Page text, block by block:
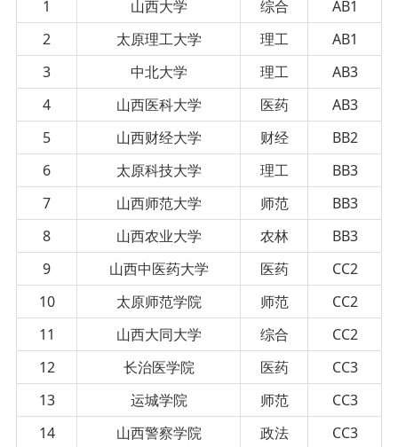
1 山西大学 综合
AB1
2
太原理工大学 理工
AB1
3
中北大学 理工
AB3
4
山西医科大学 医药
AB3
5
山西财经大学 财经
BB2
6
太原科技大学 理工
BB3
7
山西师范大学 师范
BB3
8
山西农业大学 农林
BB3
9
山西中医药大学 医药
CC2
10
太原师范学院 师范
CC2
11
山西大同大学 综合
CC2
12
长治医学院 医药
CC3
13
运城学院 师范
CC3
14
山西警察学院 政法
CC3